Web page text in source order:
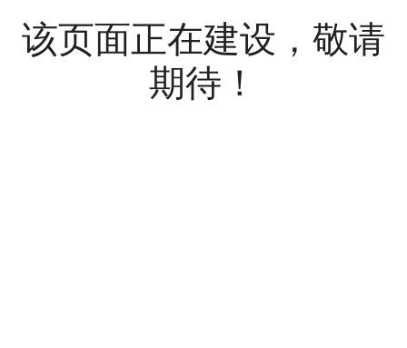
该页面正在建设，敬请
期待！